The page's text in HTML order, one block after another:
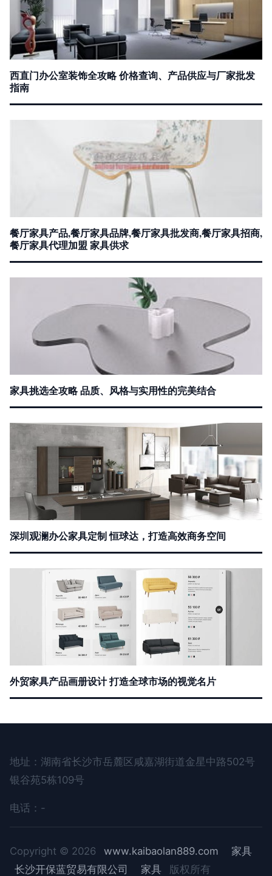
西直门办公室装饰全攻略 价格查询、产品供应与厂家批发
指南
餐厅家具产品,餐厅家具品牌,餐厅家具批发商,餐厅家具招商,
餐厅家具代理加盟 家具供求
家具挑选全攻略 品质、风格与实用性的完美结合
深圳观澜办公家具定制 恒球达，打造高效商务空间
外贸家具产品画册设计 打造全球市场的视觉名片
地址：湖南省长沙市岳麓区咸嘉湖街道金星中路502号
银谷苑5栋109号
电话：-
Copyright © 2026 www.kaibaolan889.com
家具
长沙开保蓝贸易有限公司
家具 版权所有